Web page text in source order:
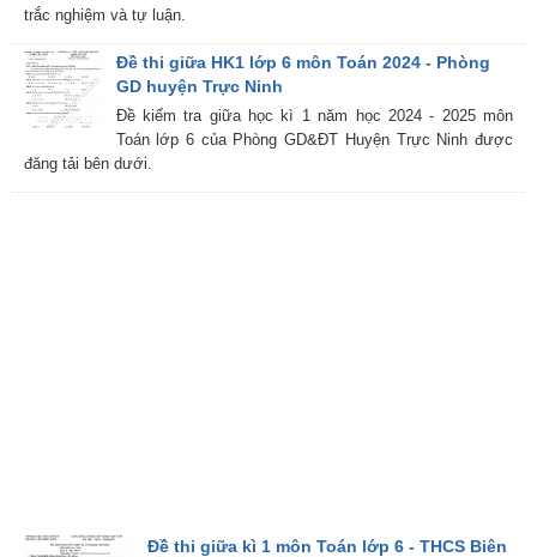
trắc nghiệm và tự luận.
Đề thi giữa HK1 lớp 6 môn Toán 2024 - Phòng
GD huyện Trực Ninh
Đề kiểm tra giữa học kì 1 năm học 2024 - 2025 môn
Toán lớp 6 của Phòng GD&ĐT Huyện Trực Ninh được
đăng tải bên dưới.
Đề thi giữa kì 1 môn Toán lớp 6 - THCS Biên